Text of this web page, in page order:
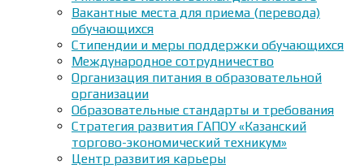
Вакантные места для приема (перевода)
обучающихся
Стипендии и меры поддержки обучающихся
Международное сотрудничество
Организация питания в образовательной
организации
Образовательные стандарты и требования
Стратегия развития ГАПОУ «Казанский
торгово-экономический техникум»
Центр развития карьеры